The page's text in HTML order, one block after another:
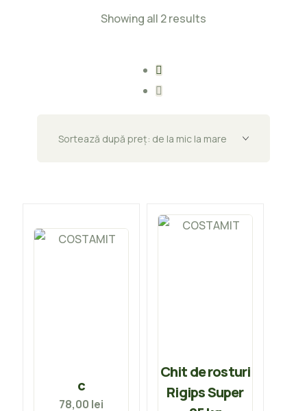
Showing all 2 results
c
78,00 lei
Chit de rosturi
Rigips Super